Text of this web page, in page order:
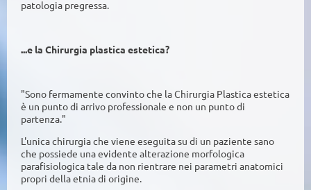
patologia pregressa.
...e la Chirurgia plastica estetica?
"Sono fermamente convinto che la Chirurgia Plastica estetica
è un punto di arrivo professionale e non un punto di
partenza."
L'unica chirurgia che viene eseguita su di un paziente sano
che possiede una evidente alterazione morfologica
parafisiologica tale da non rientrare nei parametri anatomici
propri della etnia di origine.